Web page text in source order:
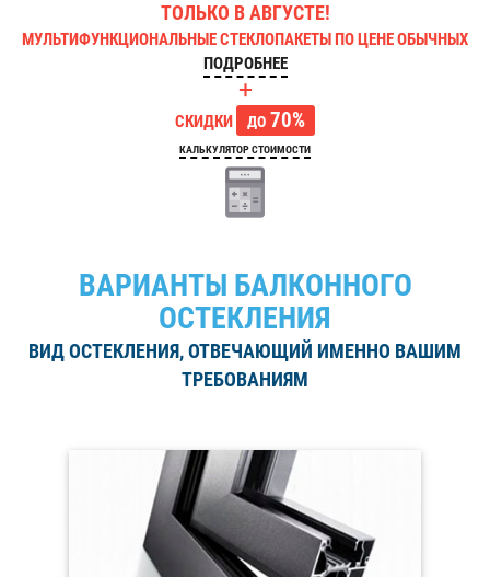
ТОЛЬКО В АВГУСТЕ!
МУЛЬТИФУНКЦИОНАЛЬНЫЕ СТЕКЛОПАКЕТЫ ПО ЦЕНЕ ОБЫЧНЫХ
ПОДРОБНЕЕ
+
СКИДКИ ДО70%
КАЛЬКУЛЯТОР СТОИМОСТИ
ВАРИАНТЫ БАЛКОННОГО
ОСТЕКЛЕНИЯ
ВИД ОСТЕКЛЕНИЯ, ОТВЕЧАЮЩИЙ ИМЕННО ВАШИМ
ТРЕБОВАНИЯМ